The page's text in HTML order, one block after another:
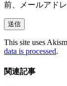
前、メールアド
This site uses
data is processed.
関連記事